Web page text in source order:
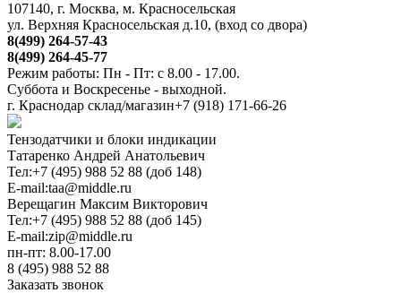
107140, г. Москва, м. Красносельская
ул. Верхняя Красносельская д.10, (вход со двора)
8(499) 264-57-43
8(499) 264-45-77
Режим работы: Пн - Пт: с 8.00 - 17.00.
Суббота и Воскресенье - выходной.
г. Краснодар склад/магазин+7 (918) 171-66-26
Тензодатчики и блоки индикации
Татаренко Андрей Анатольевич
Тел:+7 (495) 988 52 88 (доб 148)
E-mail:taa@middle.ru
Верещагин Максим Викторович
Тел:+7 (495) 988 52 88 (доб 145)
E-mail:zip@middle.ru
пн-пт: 8.00-17.00
8 (495) 988 52 88
Заказать звонок